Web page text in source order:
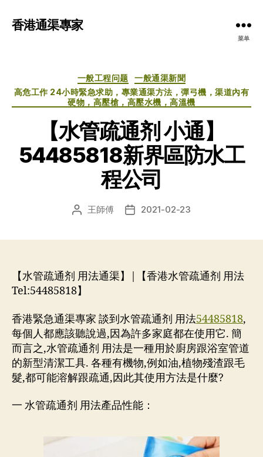
香港通渠專家
菜单
分
类
一般工程问题
一般通渠新聞
高危工作 24小時緊急求助，專業通渠方法，彈弓機，渠道內有
硬物，高壓槍，高壓水機，高溫機
【水管疏通剂 小通】
54485818新界區防水工
程公司
文 王師傅
发 2021-02-23
【水管疏通剂 用法通渠】|【香港水管疏通剂 用法
Tel:54485818】
香港緊急通渠專家 談到水管疏通剂 用法54485818,
每個人都應該聽說過,因為許多家庭都在使用它. 簡
而言之,水管疏通剂 用法是一種用於廚房跟浴室管道
的新型清潔工具. 各種有機物,例如油,植物殘渣跟毛
髮,都可能溶解跟疏通,因此其使用方法是什麼?
一 水管疏通剂 用法產品性能：